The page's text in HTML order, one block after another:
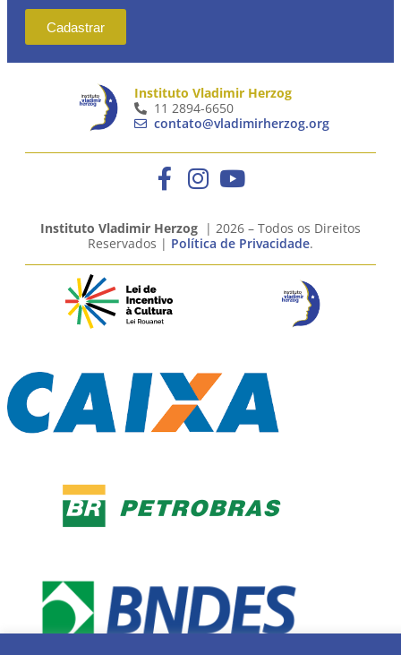
Cadastrar
Instituto Vladimir Herzog
11 2894-6650
contato@vladimirherzog.org
Instituto Vladimir Herzog | 2026 – Todos os Direitos
Reservados | Política de Privacidade.